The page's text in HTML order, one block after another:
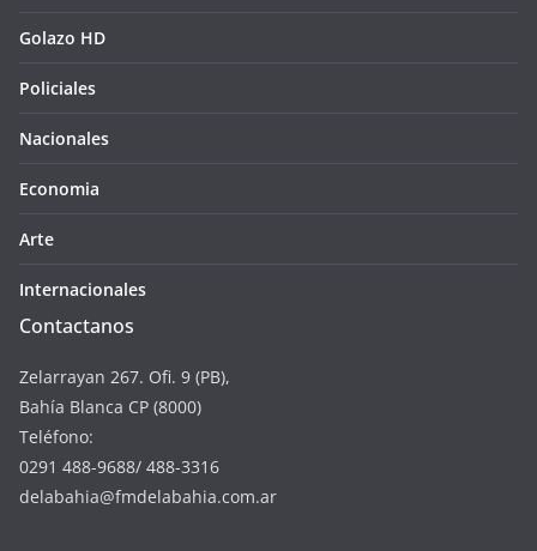
Golazo HD
Policiales
Nacionales
Economia
Arte
Internacionales
Contactanos
Zelarrayan 267. Ofi. 9 (PB),
Bahía Blanca CP (8000)
Teléfono:
0291 488-9688/ 488-3316
delabahia@fmdelabahia.com.ar